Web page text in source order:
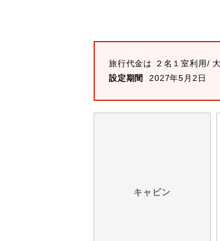
旅行代金は ２名１室利用/
設定期間
2027年5月2日
キャビン